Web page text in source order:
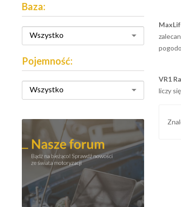
Baza:
Wszystko
Pojemność:
Wszystko
VR1
liczy